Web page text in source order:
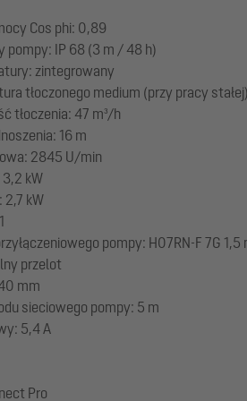
Cos phi: 0,89
pompy: IP 68 (3 m / 48 h)
zintegrowany
tłoczonego medium (przy pracy
tłoczenia: 47 m³/h
16 m
2845 U/min
3,2 kW
2,7 kW
pompy: H07RN-F 7G 1,5
przelot
mm
sieciowego pompy: 5 m
5,4 A
Pro